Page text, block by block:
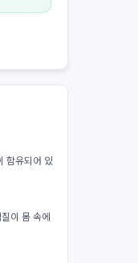
함유되어 있
이 몸 속에